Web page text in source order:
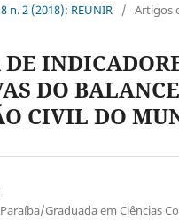
n. 2 (2018): REUNIR / Artigos
DO
CIVIL DO
Graduada em Ciências